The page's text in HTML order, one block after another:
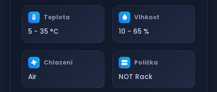
Teplota
5 - 35 °C
Vlhkost
10 - 65 %
Chlazení
Air
Polička
NOT Rack